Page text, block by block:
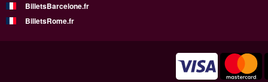
BilletsBarcelone.fr
BilletsRome.fr